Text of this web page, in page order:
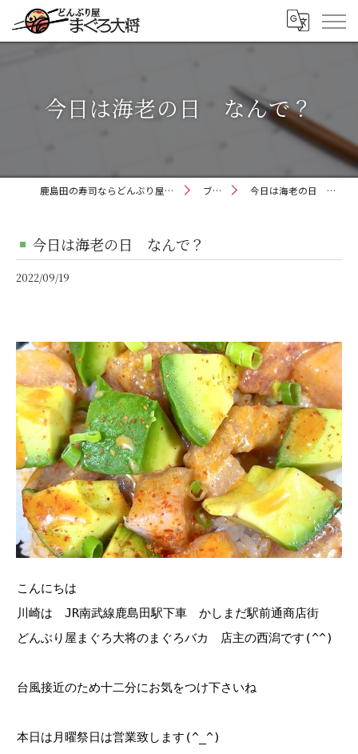
今日は海老の日 なんで？
鹿島田の寿司ならどんぶり屋まぐろ大将 ブログ 今日は海老の日 なんで？
今日は海老の日 なんで？
2022/09/19
こんにちは
川崎は JR南武線鹿島田駅下車 かしまだ駅前通商店街
どんぶり屋まぐろ大将のまぐろバカ 店主の西潟です(^^)
台風接近のため十二分にお気をつけ下さいね
本日は月曜祭日は営業致します(^_^)